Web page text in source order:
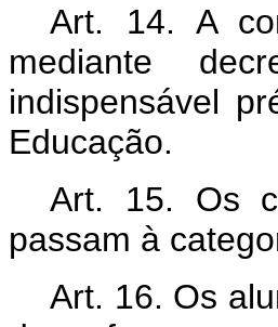
Art. 14. A
mediante
indispensável
Educação.
Art. 15. Os
passam à
Art. 16. Os